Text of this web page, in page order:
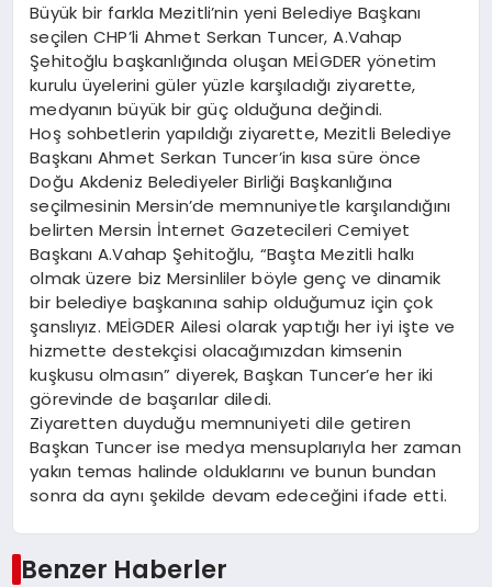
Büyük bir farkla Mezitli’nin yeni Belediye Başkanı
seçilen CHP’li Ahmet Serkan Tuncer, A.Vahap
Şehitoğlu başkanlığında oluşan MEİGDER yönetim
kurulu üyelerini güler yüzle karşıladığı ziyarette,
medyanın büyük bir güç olduğuna değindi.
Hoş sohbetlerin yapıldığı ziyarette, Mezitli Belediye
Başkanı Ahmet Serkan Tuncer’in kısa süre önce
Doğu Akdeniz Belediyeler Birliği Başkanlığına
seçilmesinin Mersin’de memnuniyetle karşılandığını
belirten Mersin İnternet Gazetecileri Cemiyet
Başkanı A.Vahap Şehitoğlu, “Başta Mezitli halkı
olmak üzere biz Mersinliler böyle genç ve dinamik
bir belediye başkanına sahip olduğumuz için çok
şanslıyız. MEİGDER Ailesi olarak yaptığı her iyi işte ve
hizmette destekçisi olacağımızdan kimsenin
kuşkusu olmasın” diyerek, Başkan Tuncer’e her iki
görevinde de başarılar diledi.
Ziyaretten duyduğu memnuniyeti dile getiren
Başkan Tuncer ise medya mensuplarıyla her zaman
yakın temas halinde olduklarını ve bunun bundan
sonra da aynı şekilde devam edeceğini ifade etti.
Benzer Haberler